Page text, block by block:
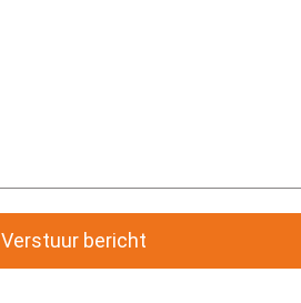
Verstuur bericht